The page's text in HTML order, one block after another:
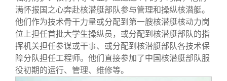
满怀报国之心奔赴核潜艇部队参与管理和操纵核潜艇。
他们作为技术骨干力量或分配到第一艘核潜艇核动力岗
位上担任首批大学生操纵员，或分配到核潜艇部队的指
挥机关担任参谋或干事、或分配到核潜艇部队各技术保
障分队担任工程师。他们直接参加了中国核潜艇部队服
役初期的运行、管理、维修等。